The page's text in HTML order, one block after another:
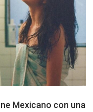
Mexicano con una